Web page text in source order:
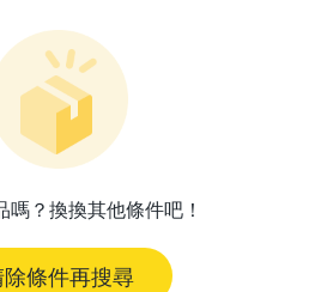
嗎？換換其他條件吧！
條件再搜尋